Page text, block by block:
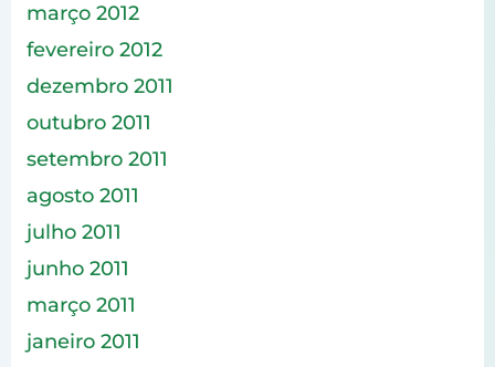
março 2012
fevereiro 2012
dezembro 2011
outubro 2011
setembro 2011
agosto 2011
julho 2011
junho 2011
março 2011
janeiro 2011